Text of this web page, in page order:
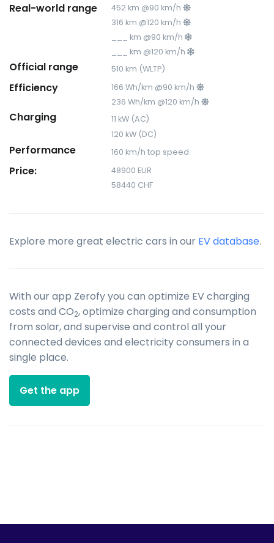
Real-world range
452 km @90 km/h
316 km @120 km/h
___ km @90 km/h
___ km @120 km/h
Official range 510 km (WLTP)
Efficiency
166 Wh/km @90 km/h
236 Wh/km @120 km/h
Charging
11 kW (AC)
120 kW (DC)
Performance 160 km/h top speed
Price:
48900 EUR
58440 CHF
Explore more great electric cars in our EV database.
With our app Zerofy you can optimize EV charging
costs and CO2, optimize charging and consumption
from solar, and supervise and control all your
connected devices and electricity consumers in a
single place.
Get the app